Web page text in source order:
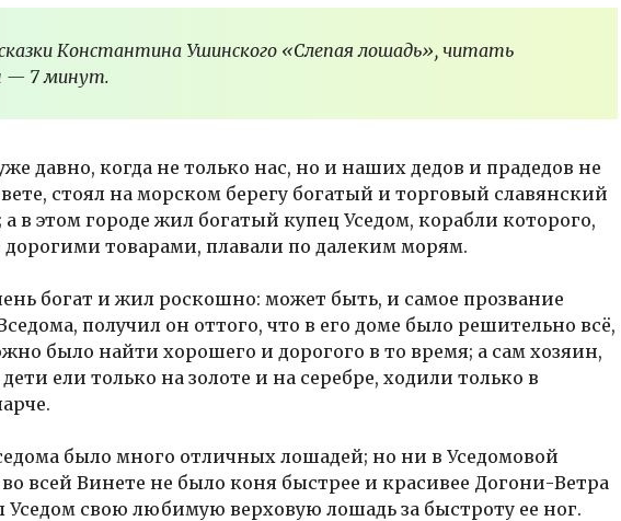
Константина Ушинского «Слепая лошадь», читать
— 7 минут.
давно, когда не только нас, но и наших дедов и прадедов не
стоял на морском берегу богатый и торговый славянский
а в этом городе жил богатый купец Уседом, корабли которого,
товарами, плавали по далеким морям.
богат и жил роскошно: может быть, и самое прозвание
получил он оттого, что в его доме было решительно всё,
было найти хорошего и дорогого в то время; а сам хозяин,
ели только на золоте и на серебре, ходили только в
было много отличных лошадей; но ни в Уседомовой
всей Винете не было коня быстрее и красивее Догони-Ветра
Уседом свою любимую верховую лошадь за быстроту ее ног.